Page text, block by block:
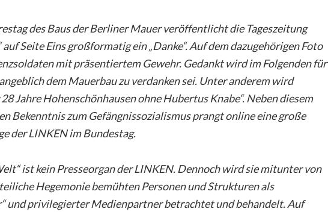
des Baus der Berliner Mauer veröffentlicht die Tageszeitung
auf Seite Eins großformatig ein „Danke“. Auf dem dazugehörigen Foto
mit präsentiertem Gewehr. Gedankt wird im Folgenden für
dem Mauerbau zu verdanken sei. Unter anderem wird
Jahre Hohenschönhausen ohne Hubertus Knabe“. Neben diesem
Bekenntnis zum Gefängnissozialismus prangt online eine große
der LINKEN im Bundestag.
ist kein Presseorgan der LINKEN. Dennoch wird sie mitunter von
Hegemonie bemühten Personen und Strukturen als
und privilegierter Medienpartner betrachtet und behandelt. Auf